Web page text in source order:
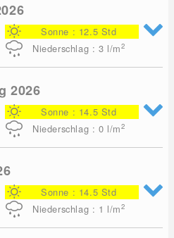
Sonne : 12.5 Std
Niederschlag : 3 l/m2
2026
Sonne : 14.5 Std
Niederschlag : 0 l/m2
Sonne : 14.5 Std
Niederschlag : 1 l/m2